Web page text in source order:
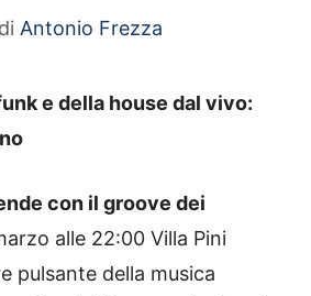
di Antonio Frezza
e della house dal vivo:
con il groove dei
alle 22:00 Villa Pini
pulsante della musica